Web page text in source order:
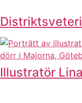
Illustratör